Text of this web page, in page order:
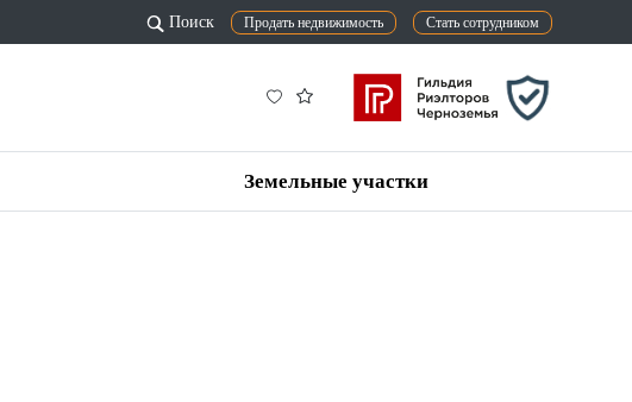
Поиск Продать недвижимость Стать сотрудником
Земельные участки